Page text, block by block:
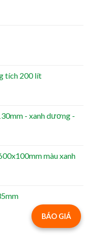
tích 200 lít
- xanh dương -
màu xanh
BÁO GIÁ